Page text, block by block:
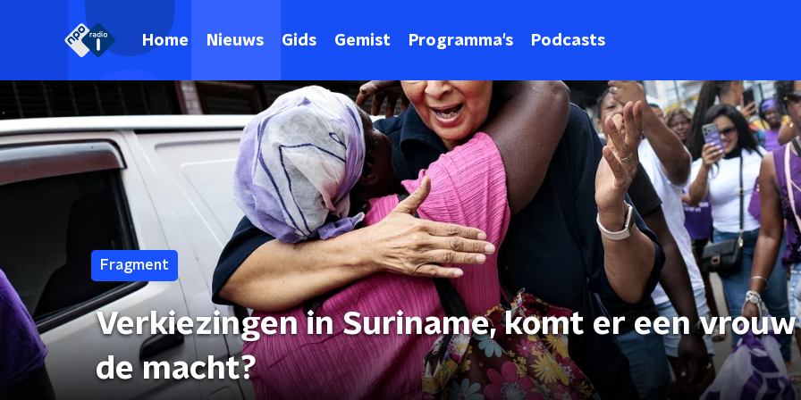
Home Nieuws Gids Gemist Programma's Podcasts
Fragment
Verkiezingen in Suriname, komt er een vrouw
de macht?